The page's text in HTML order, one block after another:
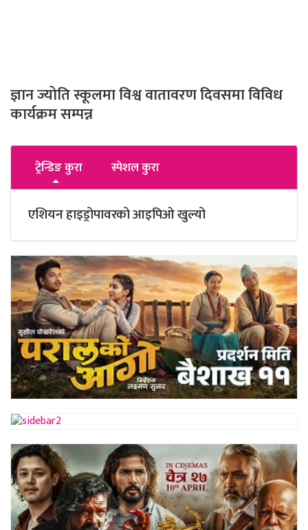
ज्ञान ज्योति स्कूलमा विश्व वातावरण दिवसमा विविध
कार्यक्रम सम्पन्न
ट्रेन्डिङ कुरा स्पेशल कुरा
एशियन हाइड्रोपावरको आइपिओ खुल्यो